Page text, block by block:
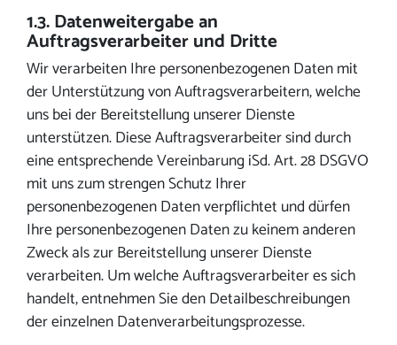
1.3. Datenweitergabe an
Auftragsverarbeiter und Dritte
Wir verarbeiten Ihre personenbezogenen Daten mit
der Unterstützung von Auftragsverarbeitern, welche
uns bei der Bereitstellung unserer Dienste
unterstützen. Diese Auftragsverarbeiter sind durch
eine entsprechende Vereinbarung iSd. Art. 28 DSGVO
mit uns zum strengen Schutz Ihrer
personenbezogenen Daten verpflichtet und dürfen
Ihre personenbezogenen Daten zu keinem anderen
Zweck als zur Bereitstellung unserer Dienste
verarbeiten. Um welche Auftragsverarbeiter es sich
handelt, entnehmen Sie den Detailbeschreibungen
der einzelnen Datenverarbeitungsprozesse.